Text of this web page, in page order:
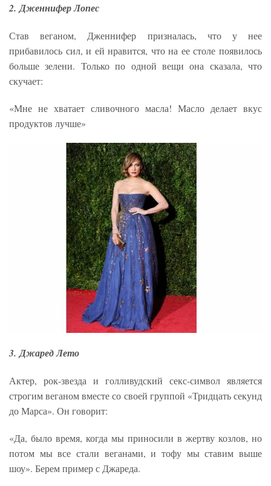
2. Дженнифер Лопес
Став веганом, Дженнифер призналась, что у нее
прибавилось сил, и ей нравится, что на ее столе появилось
больше зелени. Только по одной вещи она сказала, что
скучает:
«Мне не хватает сливочного масла! Масло делает вкус
продуктов лучше»
3. Джаред Лето
Актер, рок-звезда и голливудский секс-символ является
строгим веганом вместе со своей группой «Тридцать секунд
до Марса». Он говорит:
«Да, было время, когда мы приносили в жертву козлов, но
потом мы все стали веганами, и тофу мы ставим выше
шоу». Берем пример с Джареда.